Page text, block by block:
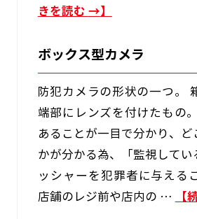
きを読む →
ボックス型カメラ
防犯カメラの形状の一つ。
端部にレンズを付けたもの
あることが一目で分かり、ど
かが分かる為、「監視してい
ッシャーを犯罪者に与える
店舗のレジ前や店内の …